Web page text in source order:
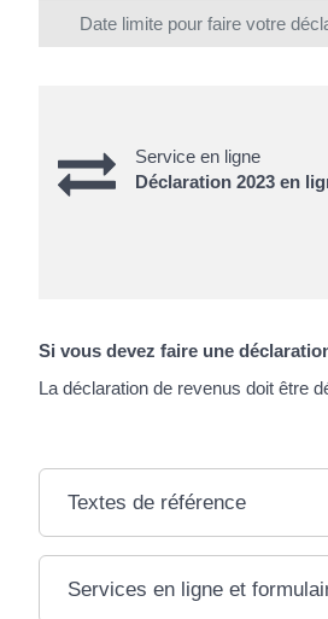
Date limite pour faire votre
Service en ligne
Déclaration 2023 en
Si vous devez faire une
La déclaration de revenus doit être
Textes de référence
Services en ligne et